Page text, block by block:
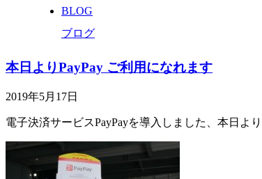
BLOG
ブログ
本日よりPayPay ご利用になれます
2019年5月17日
電子決済サービスPayPayを導入しました、本日よ